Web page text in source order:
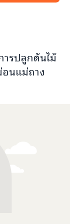
รปลูกต้นไม้
นแม่ถาง